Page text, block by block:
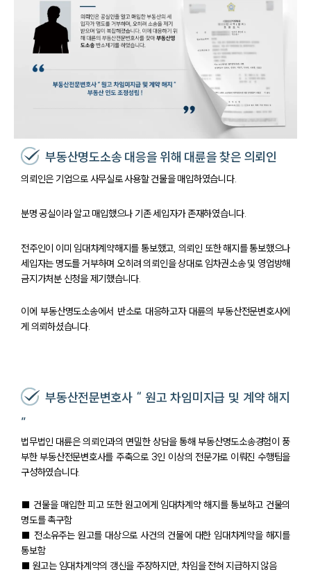
팀소개
팀소개
대륜의 강점
부동산명도소송 대응을 위해 대륜을 찾은 의뢰인
의뢰인은 기업으로 사무실로 사용할 건물을 매입하였습니다.
분명 공실이라 알고 매입했으나 기존 세입자가 존재하였습니다.
전주인이 이미 임대차계약해지를 통보했고, 의뢰인 또한 해지를 통보했으나
세입자는 명도를 거부하며 오히려 의뢰인을 상대로 임차권소송 및 영업방해
금지가처분 신청을 제기했습니다.
이에 부동산명도소송에서 반소로 대응하고자 대륜의 부동산전문변호사에
게 의뢰하셨습니다.
부동산전문변호사 “ 원고 차임미지급 및 계약 해지
”
법무법인 대륜은 의뢰인과의 면밀한 상담을 통해 부동산명도소송경험이 풍
부한 부동산전문변호사를 주축으로 3인 이상의 전문가로 이뤄진 수행팀을
구성하였습니다.
■ 건물을 매입한 피고 또한 원고에게 임대차계약 해지를 통보하고 건물의
명도를 촉구함
■ 전소유주는 원고를 대상으로 사건의 건물에 대한 임대차계약을 해지를
통보함
■ 원고는 임대차계약의 갱신을 주장하지만, 차임을 전혀 지급하지 않음